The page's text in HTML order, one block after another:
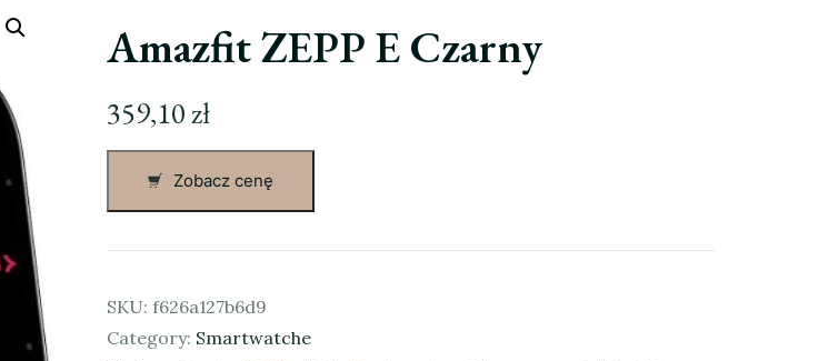
Amazfit ZEPP E Czarny
359,10zł
Zobacz cenę
SKU: f626a127b6d9
Category: Smartwatche